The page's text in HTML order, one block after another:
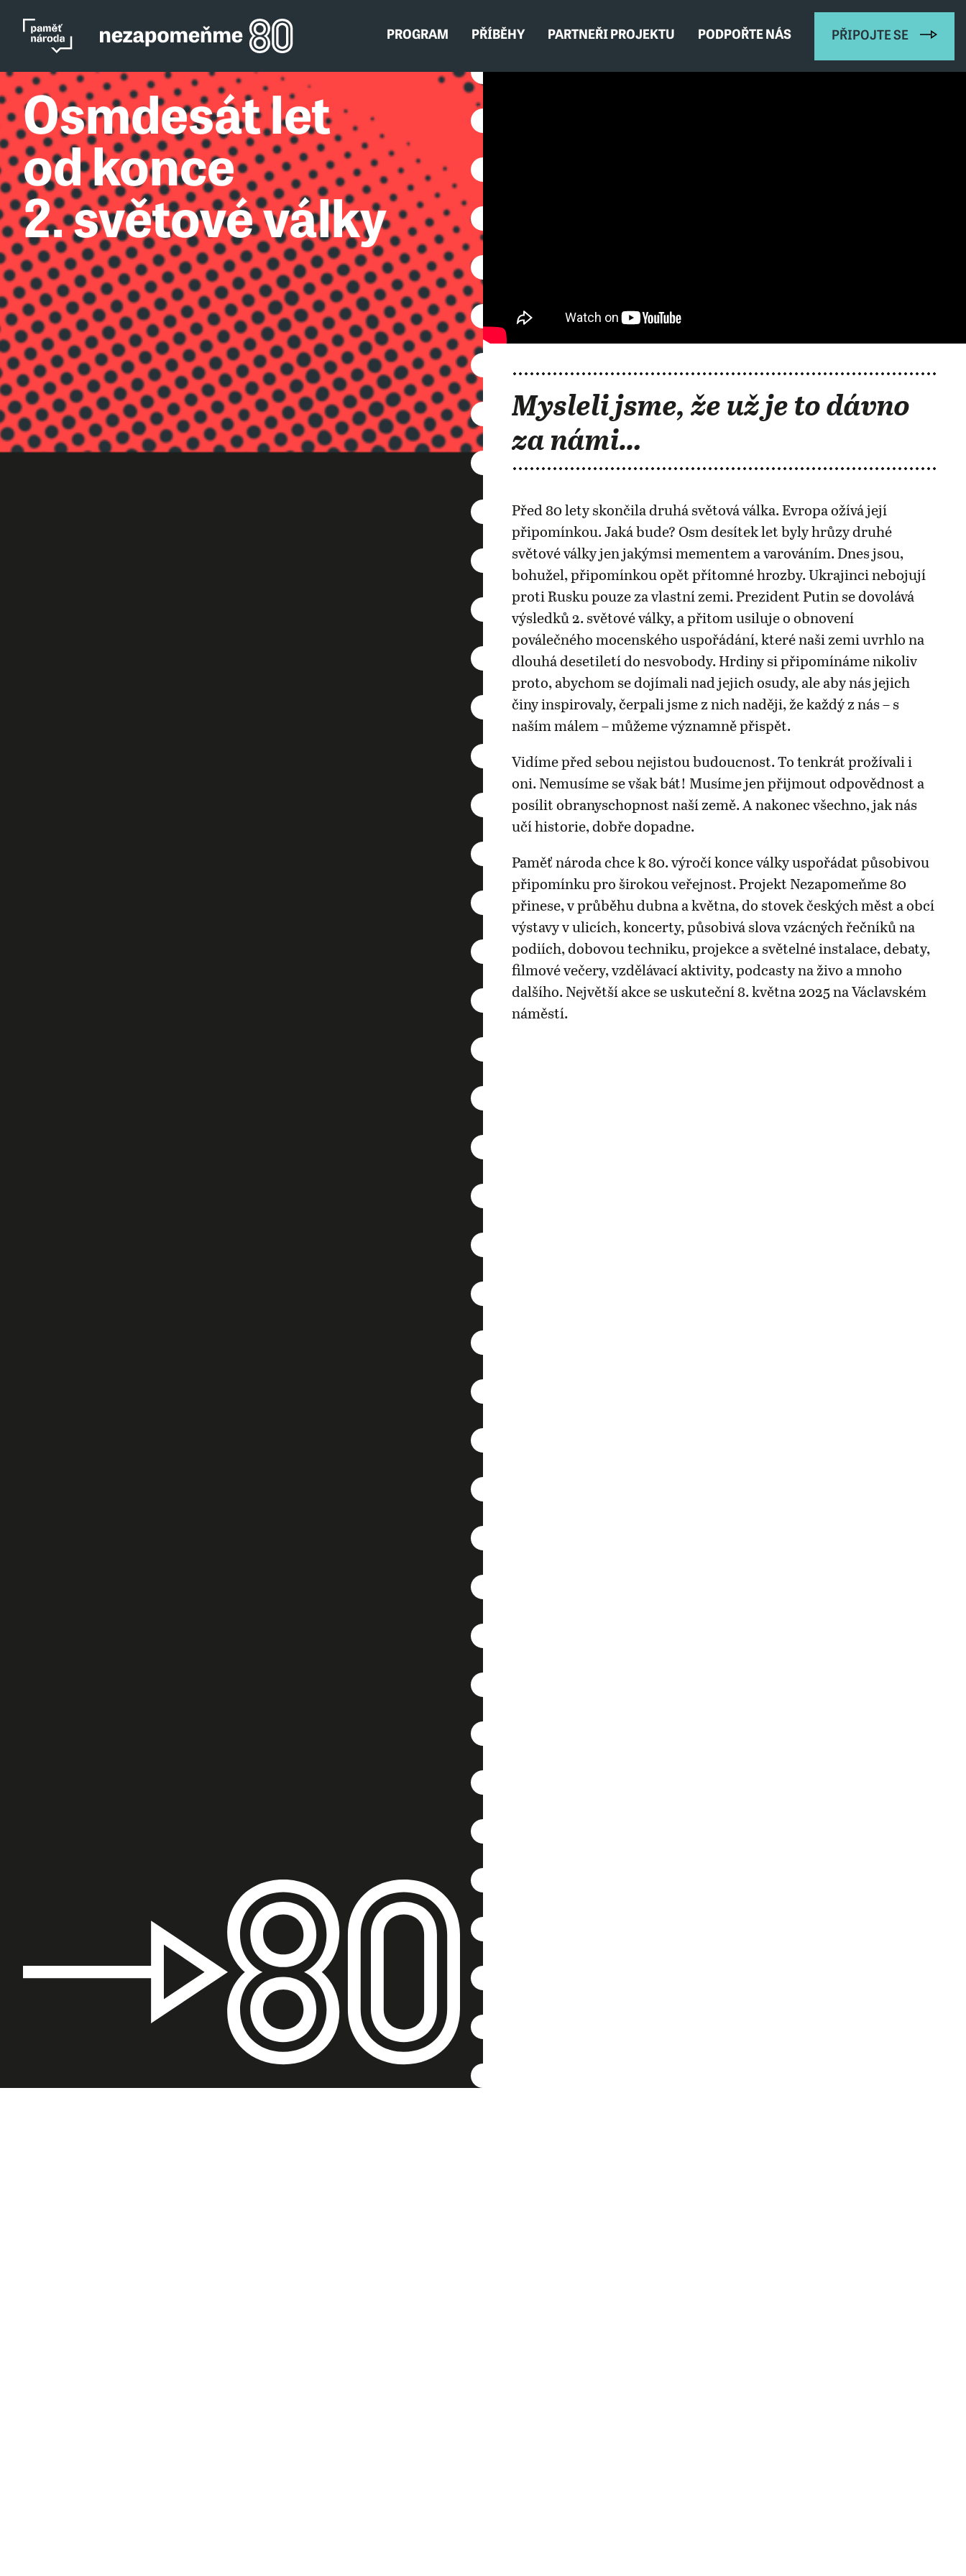
PROGRAM PŘÍBĚHY PARTNEŘI PROJEKTU PODPOŘTE NÁS PŘIPOJTE SE
Osmdesát let
od konce
2. světové války
Mysleli jsme, že už je to dávno
za námi…
Před 80 lety skončila druhá světová válka. Evropa ožívá její
připomínkou. Jaká bude? Osm desítek let byly hrůzy druhé
světové války jen jakýmsi mementem a varováním. Dnes jsou,
bohužel, připomínkou opět přítomné hrozby. Ukrajinci nebojují
proti Rusku pouze za vlastní zemi. Prezident Putin se dovolává
výsledků 2. světové války, a přitom usiluje o obnovení
poválečného mocenského uspořádání, které naši zemi uvrhlo na
dlouhá desetiletí do nesvobody. Hrdiny si připomínáme nikoliv
proto, abychom se dojímali nad jejich osudy, ale aby nás jejich
činy inspirovaly, čerpali jsme z nich naději, že každý z nás – s
naším málem – můžeme významně přispět.
Vidíme před sebou nejistou budoucnost. To tenkrát prožívali i
oni. Nemusíme se však bát! Musíme jen přijmout odpovědnost a
posílit obranyschopnost naší země. A nakonec všechno, jak nás
učí historie, dobře dopadne.
Paměť národa chce k 80. výročí konce války uspořádat působivou
připomínku pro širokou veřejnost. Projekt Nezapomeňme 80
přinese, v průběhu dubna a května, do stovek českých měst a obcí
výstavy v ulicích, koncerty, působivá slova vzácných řečníků na
podiích, dobovou techniku, projekce a světelné instalace, debaty,
filmové večery, vzdělávací aktivity, podcasty na živo a mnoho
dalšího. Největší akce se uskuteční 8. května 2025 na Václavském
náměstí.